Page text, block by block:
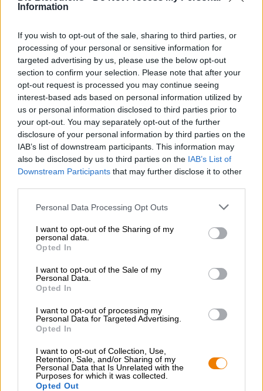
Information
If you wish to opt-out of the sale, sharing to third parties, or
processing of your personal or sensitive information for
targeted advertising by us, please use the below opt-out
section to confirm your selection. Please note that after your
opt-out request is processed you may continue seeing
interest-based ads based on personal information utilized by
us or personal information disclosed to third parties prior to
your opt-out. You may separately opt-out of the further
disclosure of your personal information by third parties on the
IAB’s list of downstream participants. This information may
also be disclosed by us to third parties on the IAB’s List of
Downstream Participants that may further disclose it to other
Personal Data Processing Opt Outs
I want to opt-out of the Sharing of my
personal data.
Opted In
I want to opt-out of the Sale of my
Personal Data.
Opted In
I want to opt-out of processing my
Personal Data for Targeted Advertising.
Opted In
I want to opt-out of Collection, Use,
Retention, Sale, and/or Sharing of my
Personal Data that Is Unrelated with the
Purposes for which it was collected.
Opted Out
Disponible chez nous
Bière Internationale
Zipfer
Montez à bord !